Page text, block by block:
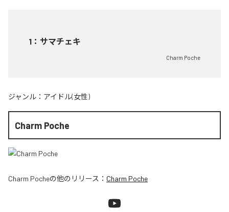
1 ： サマチェキ
Charm Poche
ジャンル： アイドル(女性)
Charm Poche
Charm Pocheの他のリリース： Charm Poche